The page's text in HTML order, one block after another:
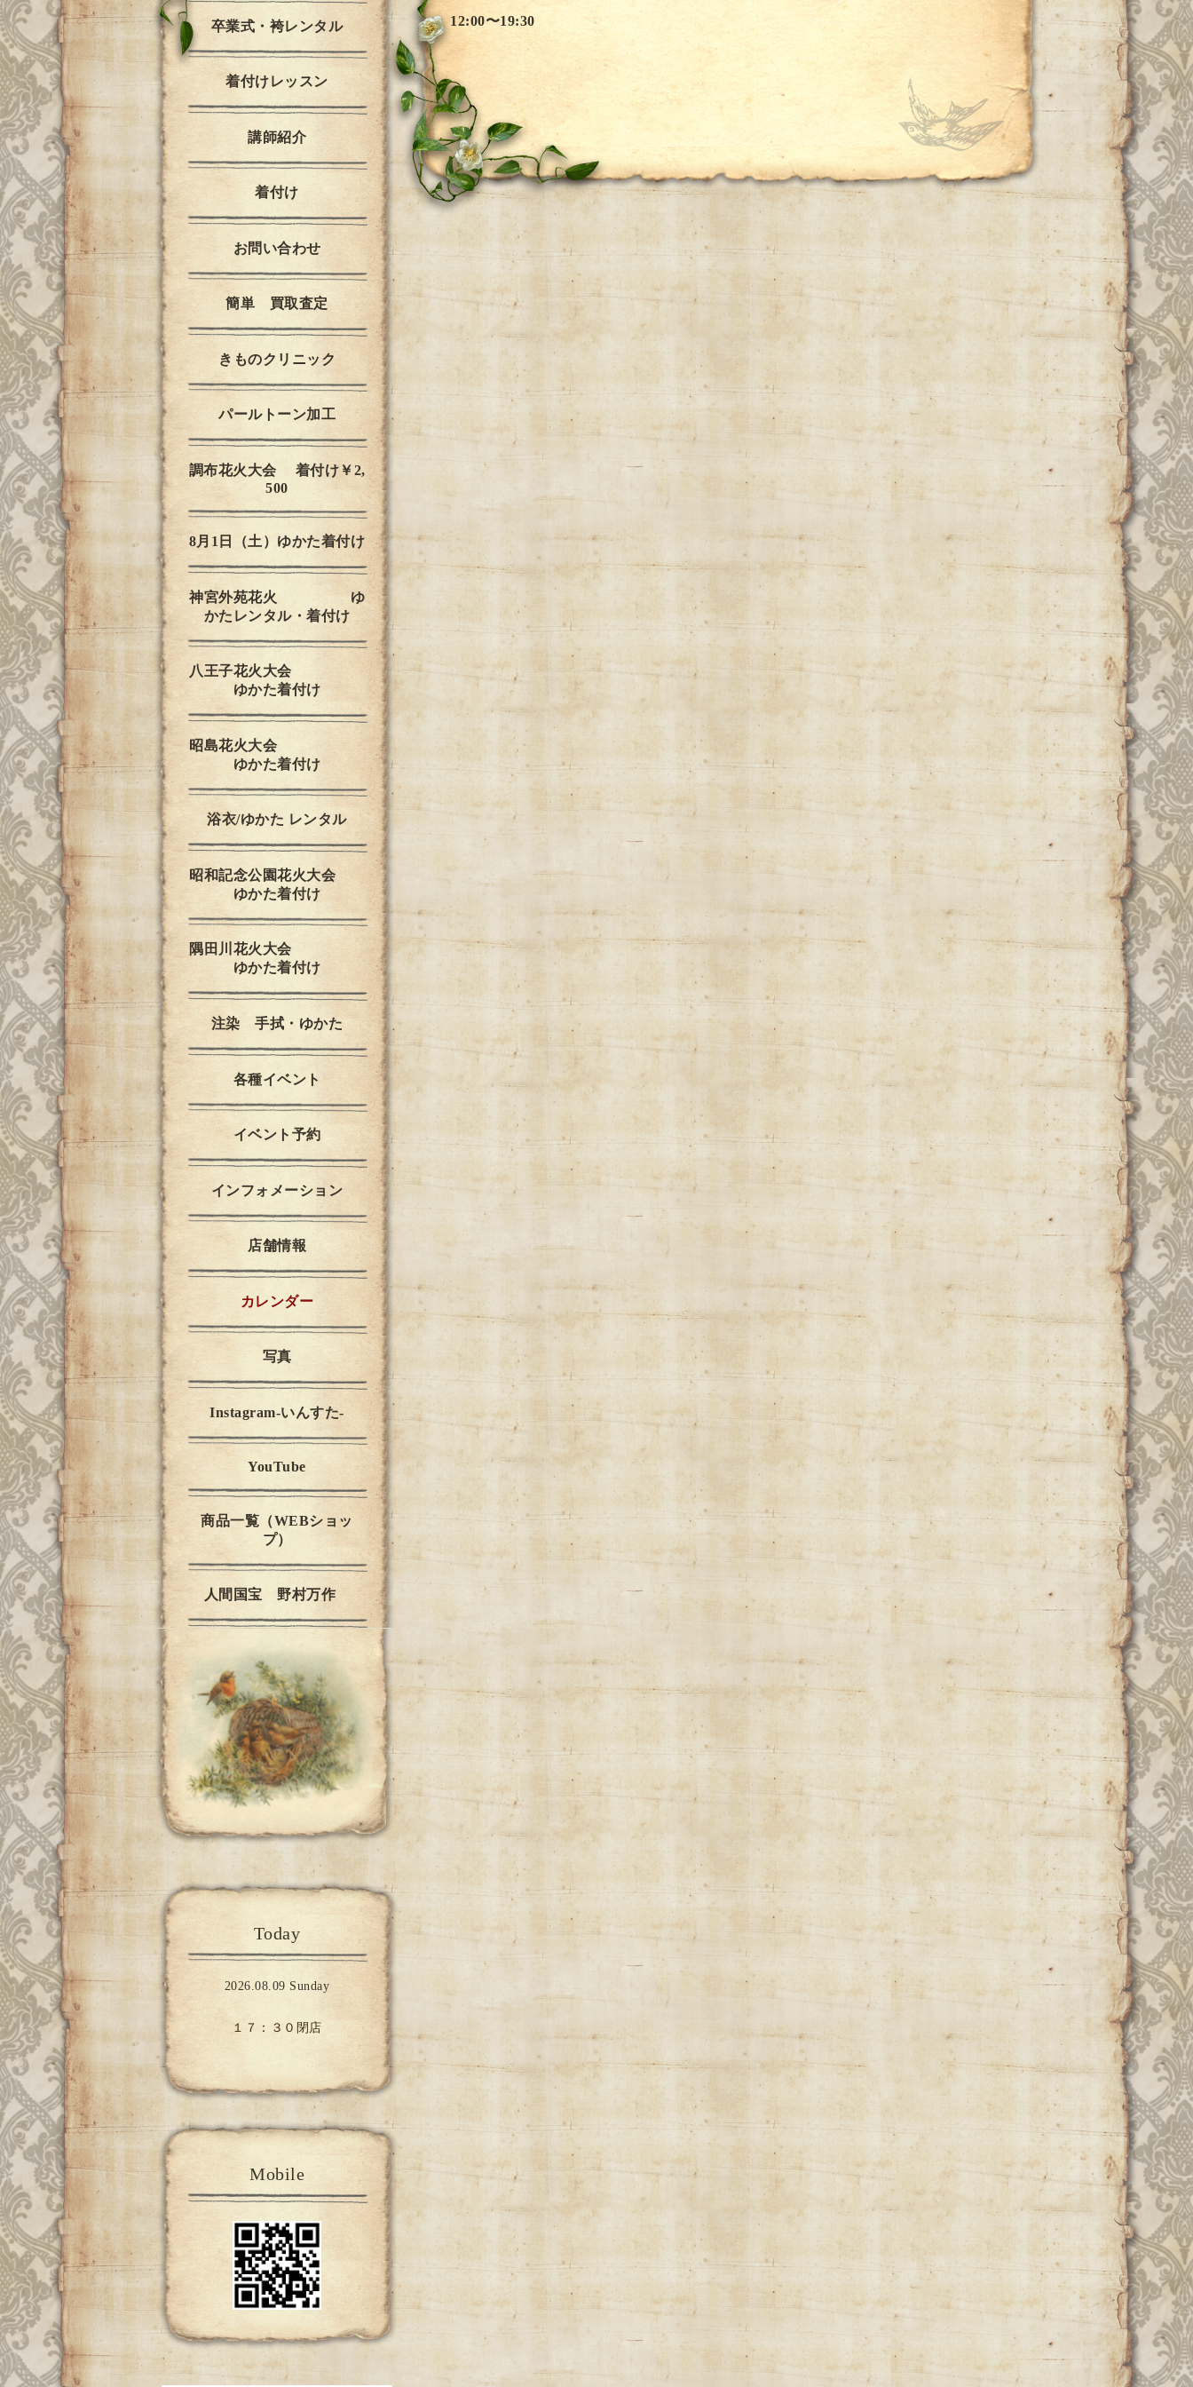
12:00〜19:30
卒業式・袴レンタル
着付けレッスン
講師紹介
着付け
お問い合わせ
簡単 買取査定
きものクリニック
パールトーン加工
調布花火大会 着付け￥2,
500
8月1日（土）ゆかた着付け
神宮外苑花火 ゆ
かたレンタル・着付け
八王子花火大会
ゆかた着付け
昭島花火大会
ゆかた着付け
浴衣/ゆかた レンタル
昭和記念公園花火大会
ゆかた着付け
隅田川花火大会
ゆかた着付け
注染 手拭・ゆかた
各種イベント
イベント予約
インフォメーション
店舗情報
カレンダー
写真
Instagram-いんすた-
YouTube
商品一覧（WEBショッ
プ）
人間国宝 野村万作
Today
2026.08.09 Sunday
１７：３０閉店
Mobile